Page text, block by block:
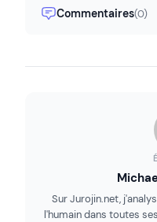
Commentaires(0)
Sur Jurojin.net,
l'humain dans toutes